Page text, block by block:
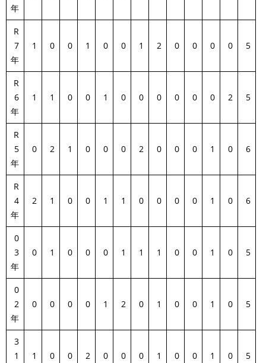
年
R
7
年
1 0 0 1 0 0 1 2 0 0 0 0 5
R
6
年
1 1 0 0 1 0 0 0 0 0 0 2 5
R
5
年
0 2 1 0 0 0 2 0 0 0 1 0 6
R
4
年
2 1 0 0 1 1 0 0 0 0 1 0 6
0
3
年
0 1 0 0 0 1 1 1 0 0 1 0 5
0
2
年
0 0 0 0 1 2 0 1 0 0 1 0 5
3
1
1 0 0 2 0 0 0 1 0 0 1 0 5